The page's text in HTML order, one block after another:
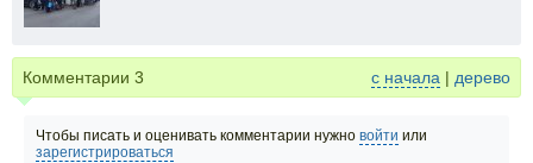
Комментарии 3 с начала | дерево
Чтобы писать и оценивать комментарии нужно войти или
зарегистрироваться